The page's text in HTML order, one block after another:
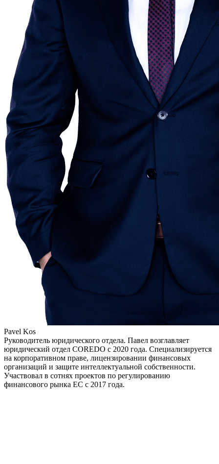
Pavel Kos
Руководитель юридического отдела. Павел возглавляет
юридический отдел COREDO с 2020 года. Специализируется
на корпоративном праве, лицензировании финансовых
организаций и защите интеллектуальной собственности.
Участвовал в сотнях проектов по регулированию
финансового рынка ЕС с 2017 года.